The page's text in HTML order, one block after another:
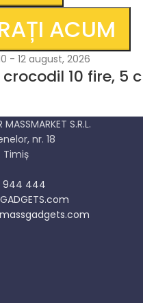
ACUM
- 12 august, 2026
10 fire, 5
MASSMARKET S.R.L.
nr. 18
Timiș
944 444